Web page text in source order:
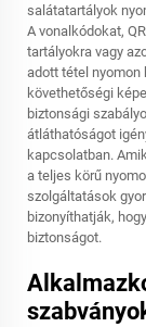
salátatartályok
A vonalkódokat,
tartályokra vagy
adott tétel nyomon
követhetőségi
biztonsági
átláthatóságot
kapcsolatban.
a teljes körű
szolgáltatások
bizonyíthatják,
biztonságot.